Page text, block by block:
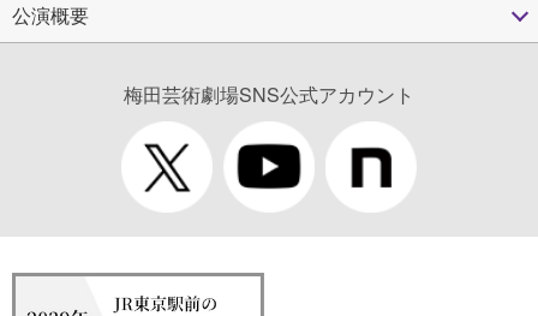
公演概要
梅田芸術劇場SNS公式アカウント